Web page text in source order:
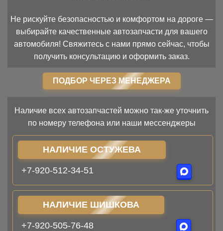
Не рискуйте безопасностью и комфортом на дороге —
выбирайте качественные автозапчасти для вашего
автомобиля! Свяжитесь с нами прямо сейчас, чтобы
получить консультацию и оформить заказ.
ПОДБОР ЧЕРЕЗ МЕНЕДЖЕРА
Наличие всех автозапчастей можно так-же уточнить
по номеру телефона или наши мессенджеры
НАЛИЧИЕ ОСТУЖЕВА
+7-920-512-34-51
НАЛИЧИЕ ШИШКОВА
+7-920-505-76-48